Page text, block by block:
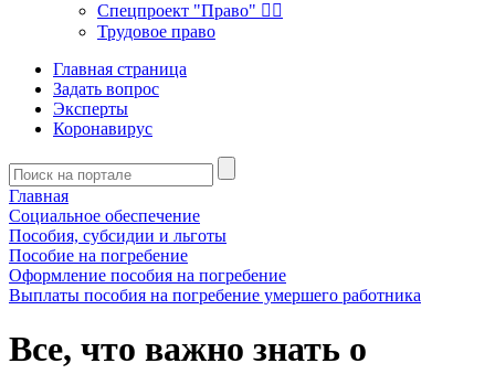
Спецпроект "Право" 👮‍♂️
Трудовое право
Главная страница
Задать вопрос
Эксперты
Коронавирус
Главная
Социальное обеспечение
Пособия, субсидии и льготы
Пособие на погребение
Оформление пособия на погребение
Выплаты пособия на погребение умершего работника
Все, что важно знать о